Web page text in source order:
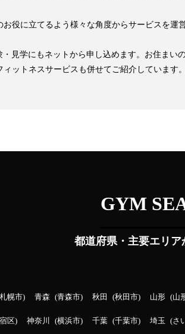
役に立てるよう様々な角度からサービスを運
見学にもネットから申し込めます。お住まい
ットネスサービスも併せてご紹介しています
GYM
都道府県・主要エリ
札幌市 青森 青森市 秋田 秋田市 山形 山
区 神奈川 横浜市 千葉 千葉市 埼玉 さ